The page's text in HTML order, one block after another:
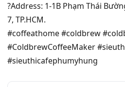
?Address: 1-1B Phạm Thái
7, TP.HCM.
#coffeathome#coldbrew
#ColdbrewCoffeeMaker
#sieuthicafephumyhung